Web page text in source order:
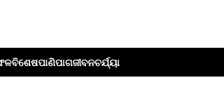
ବିଶେଷପାଣିପାଗଜୀବନଚର୍ଯ୍ୟା